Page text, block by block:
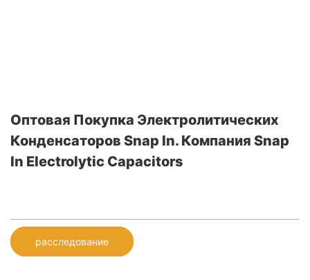
Оптовая Покупка Электролитических
Конденсаторов Snap In. Компания Snap
In Electrolytic Capacitors
расследование